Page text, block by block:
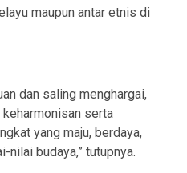
maupun antar etnis di
dan saling menghargai,
serta
yang maju, berdaya,
nilai budaya,” tutupnya.